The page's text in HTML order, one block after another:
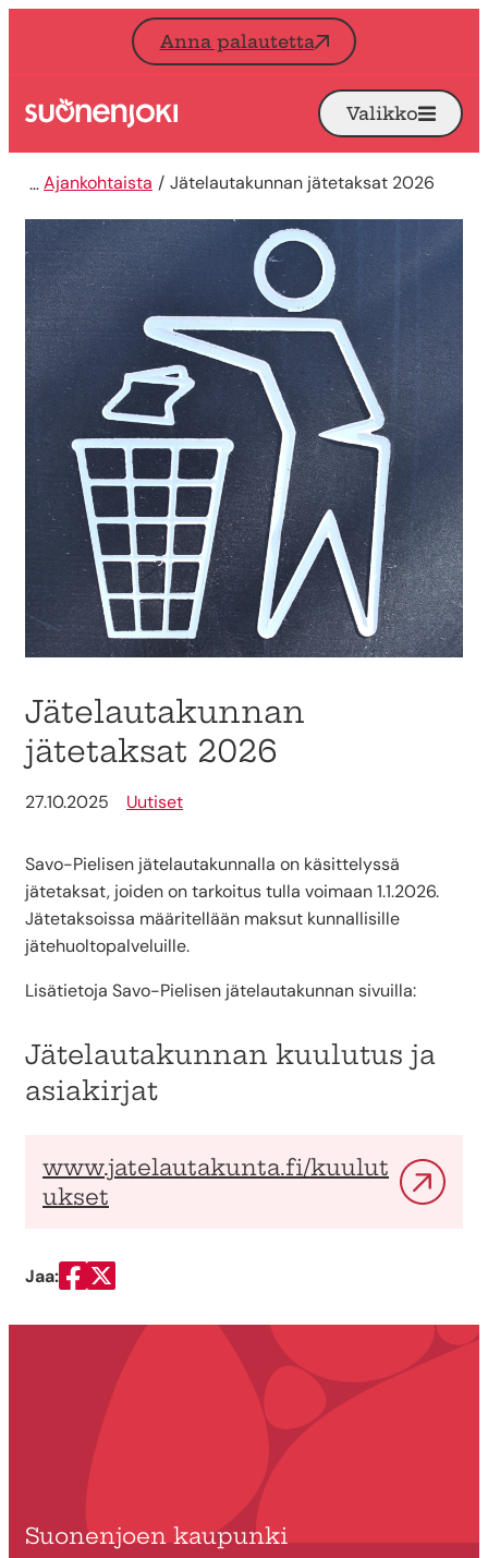
Siirry sisältöön
Anna palautetta
Etusivu Avaa
Valikko
Ajankohtaista Jätelautakunnan jätetaksat 2026
Jätelautakunnan
jätetaksat 2026
27.10.2025 Uutiset
Savo-Pielisen jätelautakunnalla on käsittelyssä
jätetaksat, joiden on tarkoitus tulla voimaan 1.1.2026.
Jätetaksoissa määritellään maksut kunnallisille
jätehuoltopalveluille.
Lisätietoja Savo-Pielisen jätelautakunnan sivuilla:
Jätelautakunnan kuulutus ja
asiakirjat
www.jatelautakunta.fi/kuulut
ukset
Jaa:
Jaa Facebookissa
Jaa Twitterissä
Suonenjoen kaupunki